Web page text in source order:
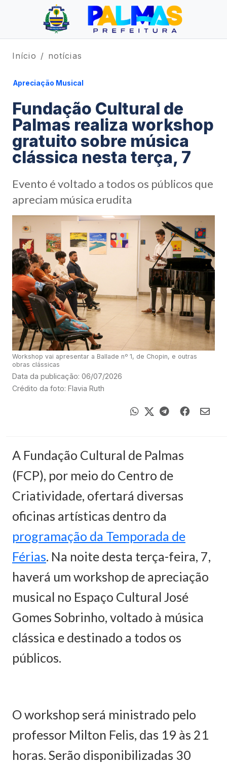
Início notícias
Apreciação Musical
Fundação Cultural de
Palmas realiza workshop
gratuito sobre música
clássica nesta terça, 7
Evento é voltado a todos os públicos que
apreciam música erudita
Workshop vai apresentar a Ballade nº 1, de Chopin, e outras
obras clássicas
Data da publicação: 06/07/2026
Crédito da foto: Flavia Ruth
A Fundação Cultural de Palmas
(FCP), por meio do Centro de
Criatividade, ofertará diversas
oficinas artísticas dentro da
programação da Temporada de
Férias. Na noite desta terça-feira, 7,
haverá um workshop de apreciação
musical no Espaço Cultural José
Gomes Sobrinho, voltado à música
clássica e destinado a todos os
públicos.
O workshop será ministrado pelo
professor Milton Felis, das 19 às 21
horas. Serão disponibilizadas 30